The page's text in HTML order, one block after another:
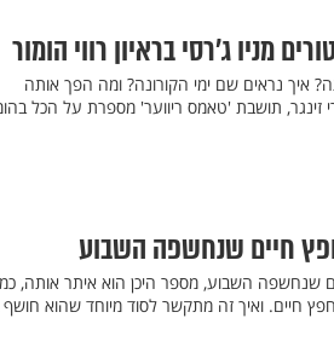
מניו ג’רסי בראיון רווי הומור
איך נראים שם ימי הקורונה? ומה הפך אותה
תושבת 'טאמס ריווער' מספרת על הכל
חיים שנחשפה השבוע
שנחשפה השבוע, מספר היכן הוא איתר אותה,
חיים. ואיך זה מתקשר לסוד מיוחד שהוא חושף